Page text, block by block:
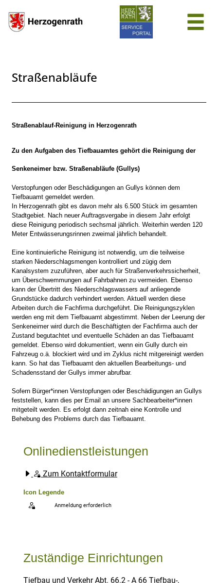
Straßenabläufe
Beschreibung
Straßenablauf-Reinigung in Herzogenrath
Zu den Aufgaben des Tiefbauamtes gehört die Reinigung der
Senkeneimer bzw. Straßenabläufe (Gullys)
Verstopfungen oder Beschädigungen an Gullys können dem
Tiefbauamt gemeldet werden.
In Herzogenrath gibt es davon mehr als 6.500 Stück im gesamten
Stadtgebiet. Nach neuer Auftragsvergabe in diesem Jahr erfolgt
diese Reinigung periodisch sechsmal jährlich. Weiterhin werden 120
Meter Entwässerungsrinnen zweimal jährlich behandelt.
Eine kontinuierliche Reinigung ist notwendig, um die teilweise
starken Niederschlagsmengen kontrolliert und zügig dem
Kanalsystem zuzuführen, aber auch für Straßenverkehrssicherheit,
um Überschwemmungen auf Fahrbahnen zu vermeiden. Ebenso
kann der Übertritt des Niederschlagswassers auf anliegende
Grundstücke dadurch verhindert werden. Aktuell werden diese
Arbeiten durch die Fachfirma durchgeführt. Die Reinigungszyklen
werden eng mit dem Tiefbauamt abgestimmt. Neben der Leerung der
Senkeneimer wird durch die Beschäftigten der Fachfirma auch der
Zustand begutachtet und eventuelle Schäden an das Tiefbauamt
gemeldet. Ebenso wird dokumentiert, wenn ein Gully durch ein
Fahrzeug o.ä. blockiert wird und im Zyklus nicht mitgereinigt werden
kann. So hat das Tiefbauamt den aktuellen Bearbeitungs- und
Schadensstand der Gullys immer abrufbar.
Sofern Bürger*innen Verstopfungen oder Beschädigungen an Gullys
feststellen, kann dies per Email an unsere Sachbearbeiter*innen
mitgeteilt werden. Es erfolgt dann zeitnah eine Kontrolle und
Behebung des Problems durch das Tiefbauamt.
Onlinedienstleistungen
Zum Kontaktformular
Icon Legende
Anmeldung erforderlich
Zuständige Einrichtungen
Tiefbau und Verkehr Abt. 66.2 - A 66 Tiefbau-,